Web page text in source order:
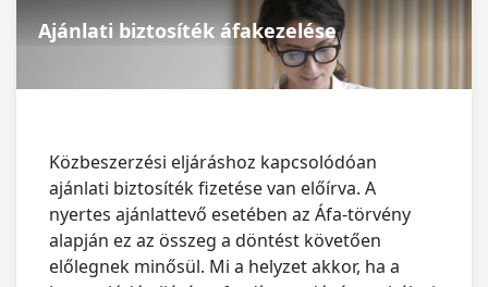
Ajánlati biztosíték áfakezelése
Közbeszerzési eljáráshoz kapcsolódóan
ajánlati biztosíték fizetése van előírva. A
nyertes ajánlattevő esetében az Áfa-törvény
alapján ez az összeg a döntést követően
előlegnek minősül. Mi a helyzet akkor, ha a